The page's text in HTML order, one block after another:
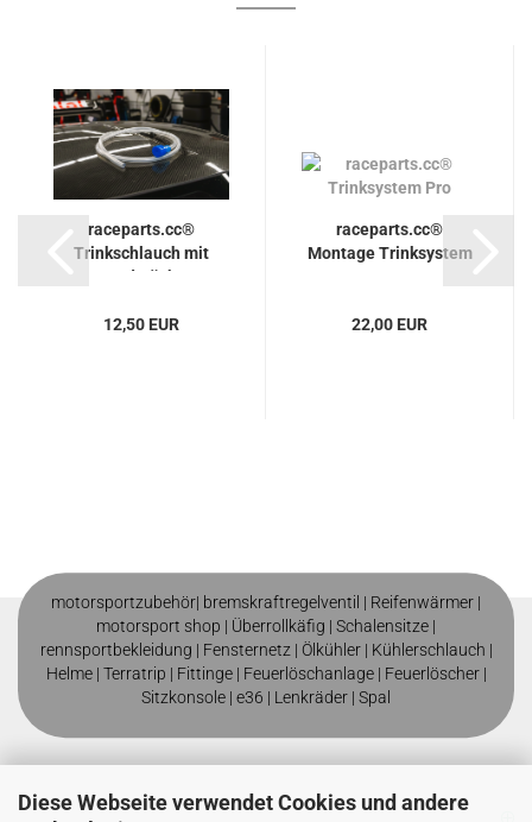
Diese Webseite verwendet Cookies und andere
raceparts.cc®
Trinkschlauch mit
Mundstück...
12,50 EUR
raceparts.cc®
Montage Trinksystem
22,00 EUR
motorsportzubehör| bremskraftregelventil | Reifenwärmer |
motorsport shop | Überrollkäfig | Schalensitze |
rennsportbekleidung | Fensternetz | Ölkühler| Kühlerschlauch |
Helme | Terratrip | Fittinge| Feuerlöschanlage | Feuerlöscher |
Sitzkonsole | e36 | Lenkräder | Spal